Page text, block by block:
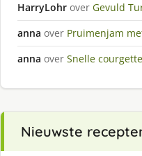
HarryLohr over Gevuld
anna over Pruimenjam
anna over Snelle
Nieuwste